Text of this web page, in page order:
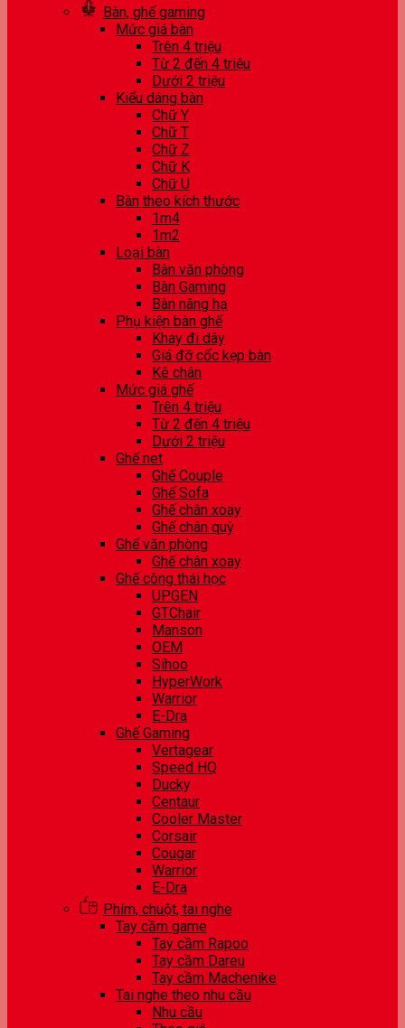
Bàn, ghế gaming
Mức giá bàn
Trên 4 triệu
Từ 2 đến 4 triệu
Dưới 2 triệu
Kiểu dáng bàn
Chữ Y
Chữ T
Chữ Z
Chữ K
Chữ U
Bàn theo kích thước
1m4
1m2
Loại bàn
Bàn văn phòng
Bàn Gaming
Bàn nâng hạ
Phụ kiện bàn ghế
Khay đi dây
Giá đỡ cốc kẹp bàn
Kê chân
Mức giá ghế
Trên 4 triệu
Từ 2 đến 4 triệu
Dưới 2 triệu
Ghế net
Ghế Couple
Ghế Sofa
Ghế chân xoay
Ghế chân quỳ
Ghế văn phòng
Ghế chân xoay
Ghế công thái học
UPGEN
GTChair
Manson
OEM
Sihoo
HyperWork
Warrior
E-Dra
Ghế Gaming
Vertagear
Speed HQ
Ducky
Centaur
Cooler Master
Corsair
Cougar
Warrior
E-Dra
Phím, chuột, tai nghe
Tay cầm game
Tay cầm Rapoo
Tay cầm Dareu
Tay cầm Machenike
Tai nghe theo nhu cầu
Nhu cầu